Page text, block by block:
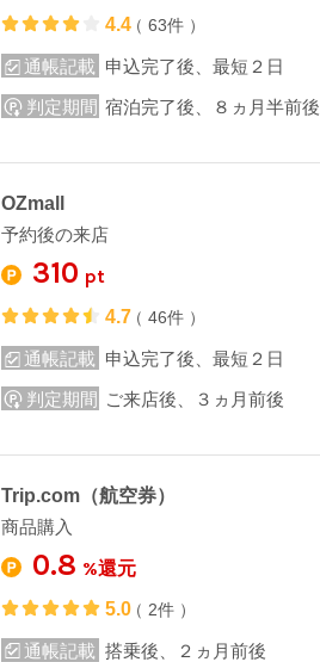
4.4（ 63件 ）
通帳記載 申込完了後、最短２日
判定期間 宿泊完了後、８ヵ月半前後
OZmall
予約後の来店
310 pt
4.7（ 46件 ）
通帳記載 申込完了後、最短２日
判定期間 ご来店後、３ヵ月前後
Trip.com（航空券）
商品購入
0.8 %還元
5.0（ 2件 ）
通帳記載 搭乗後、２ヵ月前後